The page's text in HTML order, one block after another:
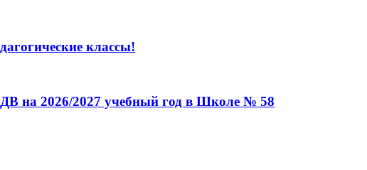
классы!
на 2026/2027 учебный год в Школе № 58